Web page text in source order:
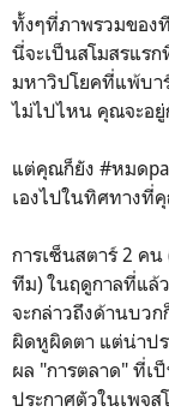
ทั้งๆที่ภาพรวมของ
นี่จะเป็นสโมสรแร
มหาวิปโยคที่แพ้บา
ไม่ไปไหน คุณจะอ
แต่คุณก็ยัง #หมด
เองไปในทิศทางที่
การเซ็นสตาร์ 2 ค
ทีม) ในฤดูกาลที่แล้
จะกล่าวถึงด้านบว
ผิดหูผิดตา แต่น่าป
ผล "การตลาด" ที่เ
ประกาศตัวในเพจ